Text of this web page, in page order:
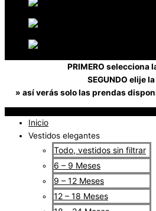
PRIMERO selecciona
SEGUNDO elije
» así verás solo las prendas
Inicio
Vestidos elegantes
Todo, vestidos sin filtrar
6 – 9 Meses
9 – 12 Meses
12 – 18 Meses